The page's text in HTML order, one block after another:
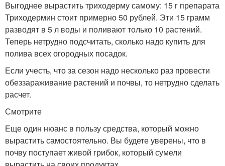
Выгоднее вырастить триходерму самому: 15 г препарата
Триходермин стоит примерно 50 рублей. Эти 15 грамм
разводят в 5 л воды и поливают только 10 растений.
Теперь нетрудно подсчитать, сколько надо купить для
полива всех огородных посадок.
Если учесть, что за сезон надо несколько раз провести
обеззараживание растений и почвы, то нетрудно сделать
расчет.
Смотрите
Еще один нюанс в пользу средства, который можно
вырастить самостоятельно. Вы будете уверены, что в
почву поступает живой грибок, который сумели